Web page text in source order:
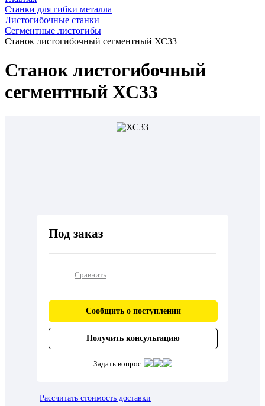
Станки для гибки металла
Листогибочные станки
Сегментные листогибы
Станок листогибочный сегментный ХС33
Станок листогибочный
сегментный ХС33
Под заказ
Сравнить
Сообщить о поступлении
Получить консультацию
Задать вопрос:
Рассчитать стоимость доставки